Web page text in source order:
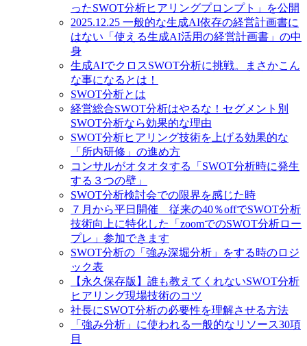
ったSWOT分析ヒアリングプロンプト」を公開
2025.12.25 一般的な生成AI依存の経営計画書に
はない「使える生成AI活用の経営計画書」の中
身
生成AIでクロスSWOT分析に挑戦。まさかこん
な事になるとは！
SWOT分析とは
経営総合SWOT分析はやるな！セグメント別
SWOT分析なら効果的な理由
SWOT分析ヒアリング技術を上げる効果的な
「所内研修」の進め方
コンサルがオタオタする「SWOT分析時に発生
する３つの壁」
SWOT分析検討会での限界を感じた時
７月から平日開催 従来の40％offでSWOT分析
技術向上に特化した「zoomでのSWOT分析ロー
プレ」参加できます
SWOT分析の「強み深堀分析」をする時のロジ
ック表
【永久保存版】誰も教えてくれないSWOT分析
ヒアリング現場技術のコツ
社長にSWOT分析の必要性を理解させる方法
「強み分析」に使われる一般的なリソース30項
目